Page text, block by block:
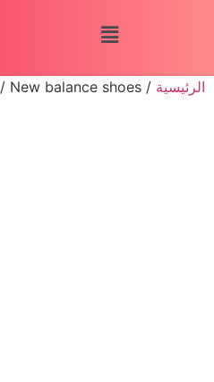
الرئيسية /
/ New balance shoes